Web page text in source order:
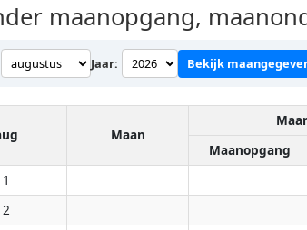
maanopgang,
Jaar: Bekijk
Maan
Maanopgang
1
2